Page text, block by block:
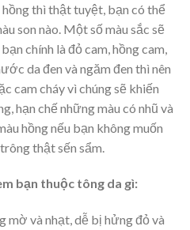
thì thật tuyệt, bạn có thể
son nào. Một số màu sắc sẽ
chính là đỏ cam, hồng cam,
da đen và ngăm đen thì nên
cam cháy vì chúng sẽ khiến
hạn chế những màu có nhũ và
hồng nếu bạn không muốn
thật sến sẩm.
bạn thuộc tông da gì:
mờ và nhạt, dễ bị hửng đỏ và